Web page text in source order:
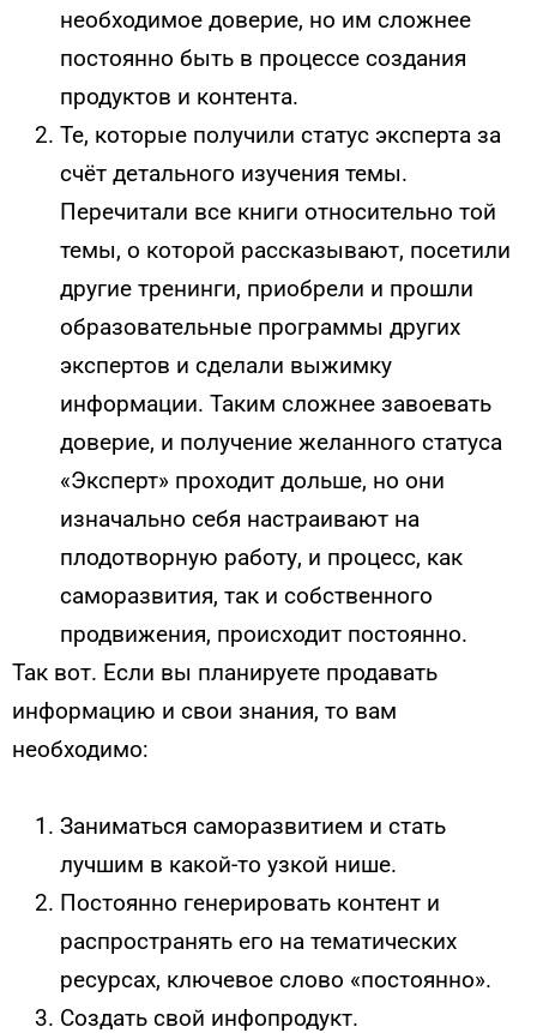
необходимое доверие, но им сложнее
постоянно быть в процессе создания
продуктов и контента.
Те, которые получили статус эксперта за
счёт детального изучения темы.
Перечитали все книги относительно той
темы, о которой рассказывают, посетили
другие тренинги, приобрели и прошли
образовательные программы других
экспертов и сделали выжимку
информации. Таким сложнее завоевать
доверие, и получение желанного статуса
«Эксперт» проходит дольше, но они
изначально себя настраивают на
плодотворную работу, и процесс, как
саморазвития, так и собственного
продвижения, происходит постоянно.
Так вот. Если вы планируете продавать
информацию и свои знания, то вам
необходимо:
Заниматься саморазвитием и стать
лучшим в какой-то узкой нише.
Постоянно генерировать контент и
распространять его на тематических
ресурсах, ключевое слово «постоянно».
Создать свой инфопродукт.